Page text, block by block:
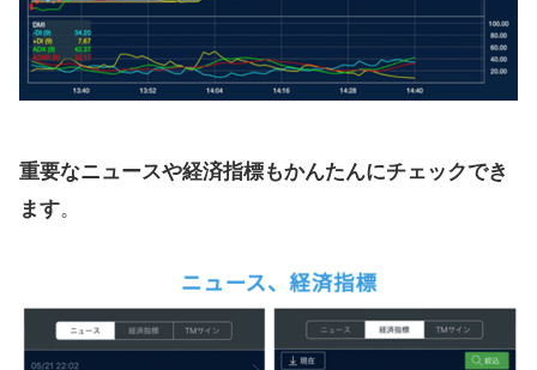
重要なニュースや経済指標もかんたんにチェックでき
ます。